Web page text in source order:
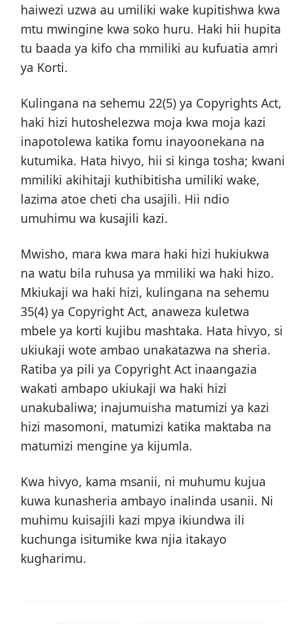
haiwezi uzwa au umiliki wake kupitishwa kwa
mtu mwingine kwa soko huru. Haki hii hupita
tu baada ya kifo cha mmiliki au kufuatia amri
ya Korti.
Kulingana na sehemu 22(5) ya Copyrights Act,
haki hizi hutoshelezwa moja kwa moja kazi
inapotolewa katika fomu inayoonekana na
kutumika. Hata hivyo, hii si kinga tosha; kwani
mmiliki akihitaji kuthibitisha umiliki wake,
lazima atoe cheti cha usajili. Hii ndio
umuhimu wa kusajili kazi.
Mwisho, mara kwa mara haki hizi hukiukwa
na watu bila ruhusa ya mmiliki wa haki hizo.
Mkiukaji wa haki hizi, kulingana na sehemu
35(4) ya Copyright Act, anaweza kuletwa
mbele ya korti kujibu mashtaka. Hata hivyo, si
ukiukaji wote ambao unakatazwa na sheria.
Ratiba ya pili ya Copyright Act inaangazia
wakati ambapo ukiukaji wa haki hizi
unakubaliwa; inajumuisha matumizi ya kazi
hizi masomoni, matumizi katika maktaba na
matumizi mengine ya kijumla.
Kwa hivyo, kama msanii, ni muhumu kujua
kuwa kunasheria ambayo inalinda usanii. Ni
muhimu kuisajili kazi mpya ikiundwa ili
kuchunga isitumike kwa njia itakayo
kugharimu.